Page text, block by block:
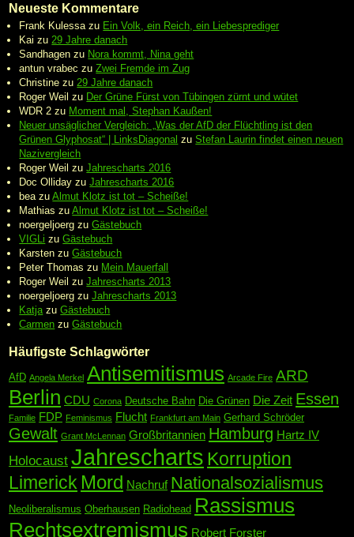
Neueste Kommentare
Frank Kulessa zu Ein Volk, ein Reich, ein Liebesprediger
Kai zu 29 Jahre danach
Sandhagen zu Nora kommt, Nina geht
antun vrabec zuZwei Fremde im Zug
Christine zu 29 Jahre danach
Roger Weil zu Der Grüne Fürst von Tübingen zürnt und wütet
WDR 2 zu Moment mal, Stephan Kaußen!
Neuer unsäglicher Vergleich: „Was der AfD der Flüchtling ist den
Grünen Glyphosat“ | LinksDiagonal zuStefan Laurin findet einen neuen
Nazivergleich
Roger Weil zuJahrescharts 2016
Doc Olliday zuJahrescharts 2016
bea zuAlmut Klotz ist tot – Scheiße!
Mathias zuAlmut Klotz ist tot – Scheiße!
noergeljoerg zuGästebuch
VIGLi zuGästebuch
Karsten zuGästebuch
Peter Thomas zu Mein Mauerfall
Roger Weil zuJahrescharts 2013
noergeljoerg zuJahrescharts 2013
Katja zuGästebuch
Carmen zuGästebuch
Häufigste Schlagwörter
AfD Angela Merkel Antisemitismus Arcade Fire ARD
Berlin CDU Corona Deutsche Bahn Die Grünen Die Zeit Essen
Familie FDP Feminismus Flucht Frankfurt am Main Gerhard Schröder
Gewalt Grant McLennan Großbritannien Hamburg Hartz IV
Holocaust Jahrescharts Korruption
Limerick Mord Nachruf Nationalsozialismus
Neoliberalismus Oberhausen Radiohead Rassismus
Rechtsextremismus Robert Forster